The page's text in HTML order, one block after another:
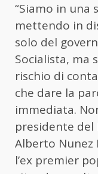
“Siamo in una
mettendo in
solo del
Socialista, ma
rischio di
che dare la
immediata.
presidente
Alberto Nunez
l’ex premier